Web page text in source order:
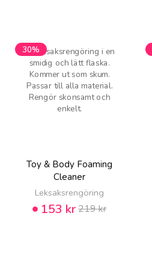
30%
Toy & Body Foaming
Cleaner
Leksaksrengöring
153 kr219 kr